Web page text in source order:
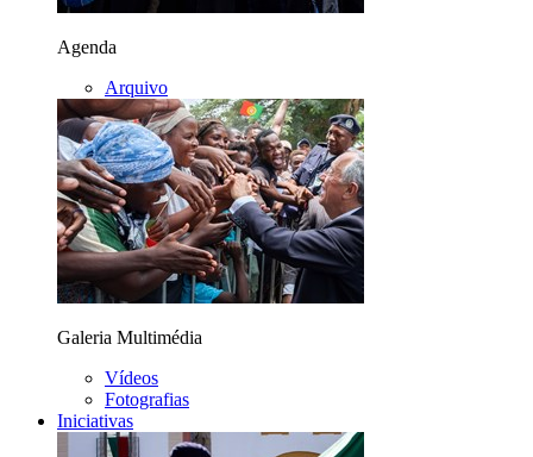
Agenda
Arquivo
Galeria Multimédia
Vídeos
Fotografias
Iniciativas